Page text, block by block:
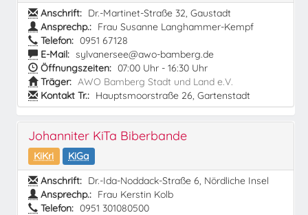
Anschrift: Dr.-Martinet-Straße 32, Gaustadt
Ansprechp.: Frau Susanne Langhammer-Kempf
Telefon: 0951 67128
E-Mail: sylvanersee@awo-bamberg.de
Öffnungszeiten: 07:00 Uhr - 16:30 Uhr
Träger: AWO Bamberg Stadt und Land e.V.
Kontakt Tr.: Hauptsmoorstraße 26, Gartenstadt
Johanniter KiTa Biberbande
KiKri
KiGa
Anschrift: Dr.-Ida-Noddack-Straße 6, Nördliche Insel
Ansprechp.: Frau Kerstin Kolb
Telefon: 0951 301080500